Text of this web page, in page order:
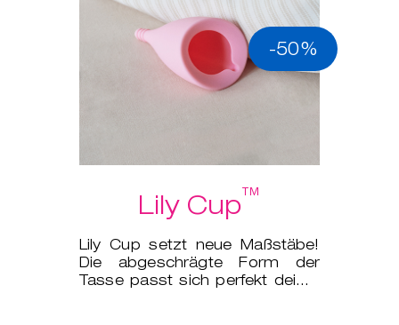
-50%
Lily Cup™
Lily Cup setzt neue Maßstäbe!
Die abgeschrägte Form der
Tasse passt sich perfekt deiner